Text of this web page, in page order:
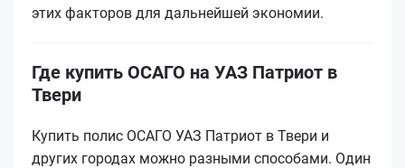
этих факторов для дальнейшей экономии.
Где купить ОСАГО на УАЗ Патриот в
Твери
Купить полис ОСАГО УАЗ Патриот в Твери и
других городах можно разными способами. Один